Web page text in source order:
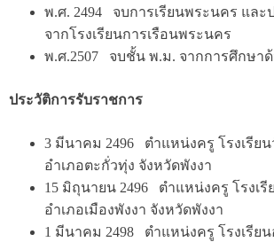
พ.ศ. 2494 จบการเรียนพระนคร และ
จากโรงเรียนการเรือนพระนคร
พ.ศ.2507 จบชั้น พ.ม. จากการศึกษาด้
ประวัติการรับราชการ
3 มีนาคม 2496 ตำแหน่งครู โรงเรีย
อำเภอตะกั่วทุ่ง จังหวัดพังงา
15 มิถุนายน 2496 ตำแหน่งครู โรงเรี
อำเภอเมืองพังงา จังหวัดพังงา
1 มีนาคม 2498 ตำแหน่งครู โรงเรีย